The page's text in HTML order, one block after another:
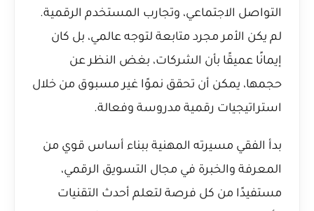
التواصل الاجتماعي، وتجارب المستخدم الرقمية.
لم يكن الأمر مجرد متابعة لتوجه عالمي، بل كان
إيمانًا عميقًا بأن الشركات، بغض النظر عن
حجمها، يمكن أن تحقق نموًا غير مسبوق من خلال
استراتيجيات رقمية مدروسة وفعالة.
بدأ الفقي مسيرته المهنية ببناء أساس قوي من
المعرفة والخبرة في مجال التسويق الرقمي،
مستفيدًا من كل فرصة لتعلم أحدث التقنيات